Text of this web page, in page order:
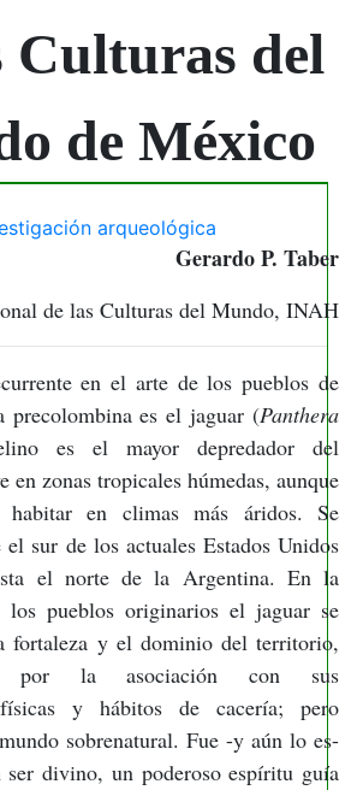
Culturas del
de México
arqueológica
Gerardo P. Taber
de las Culturas del Mundo, INAH
en el arte de los pueblos de
precolombina es el jaguar (Panthera
es el mayor depredador del
en zonas tropicales húmedas, aunque
habitar en climas más áridos. Se
el sur de los actuales Estados Unidos
el norte de la Argentina. En la
los pueblos originarios el jaguar se
fortaleza y el dominio del territorio,
por la asociación con sus
físicas y hábitos de cacería; pero
sobrenatural. Fue -y aún lo es-
ser divino, un poderoso espíritu guía